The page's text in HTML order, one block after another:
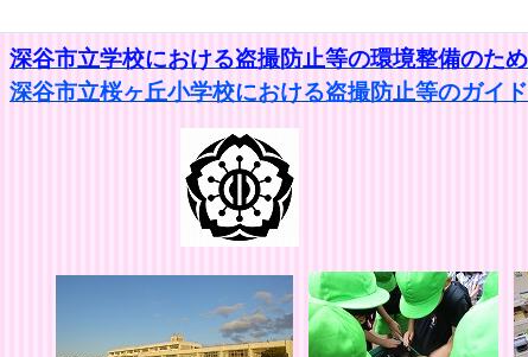
深谷市立学校における盗撮防止等の環境整備のた
深谷市立桜ヶ丘小学校における盗撮防止等のガイ